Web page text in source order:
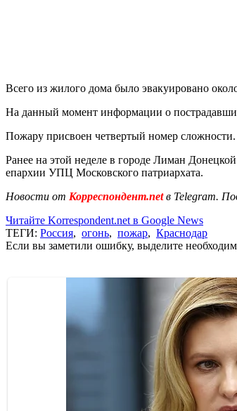
Всего из жилого дома было эвакуировано
На данный момент информации о
Пожару присвоен четвертый номер сложности.
Ранее на этой неделе в городе Лиман Донецкой
епархии УПЦ Московского патриархата.
Новости от Корреспондент.netв Telegram.
Читайте Korrespondent.net в Google News
ТЕГИ: Россия, огонь, пожар, Краснодар
Если вы заметили ошибку, выделите